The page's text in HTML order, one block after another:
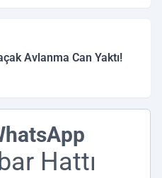
Avlanma Can Yaktı!
Hattı